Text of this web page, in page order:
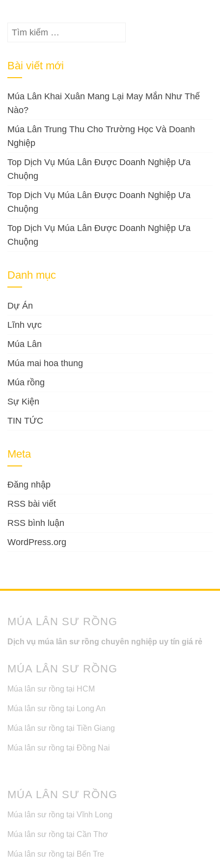
Tìm
Bài viết mới
Múa Lân Khai Xuân Mang Lại May Mắn Như Thế
Nào?
Múa Lân Trung Thu Cho Trường Học Và Doanh
Nghiệp
Top Dịch Vụ Múa Lân Được Doanh Nghiệp Ưa
Chuộng
Top Dịch Vụ Múa Lân Được Doanh Nghiệp Ưa
Chuộng
Top Dịch Vụ Múa Lân Được Doanh Nghiệp Ưa
Chuộng
Danh mục
Dự Án
Lĩnh vực
Múa Lân
Múa mai hoa thung
Múa rồng
Sự Kiện
TIN TỨC
Meta
Đăng nhập
RSS bài viết
RSS bình luận
WordPress.org
MÚA LÂN SƯ RỒNG
Dịch vụ múa lân sư rồng chuyên nghiệp uy tín giá rẻ
MÚA LÂN SƯ RỒNG
Múa lân sư rồng tại HCM
Múa lân sư rồng tại Long An
Múa lân sư rồng tại Tiền Giang
Múa lân sư rồng tại Đồng Nai
MÚA LÂN SƯ RỒNG
Múa lân sư rồng tại Vĩnh Long
Múa lân sư rồng tại Cần Thơ
Múa lân sư rồng tại Bến Tre